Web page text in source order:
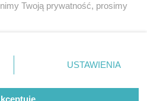
w żeberkach.
restauracja
Redakcja
Twoją prywatność, prosimy
w lewym dolnym rogu strony
danych nie wymagają
prawo sprzeciwić się
będą miały
USTAWIENIA